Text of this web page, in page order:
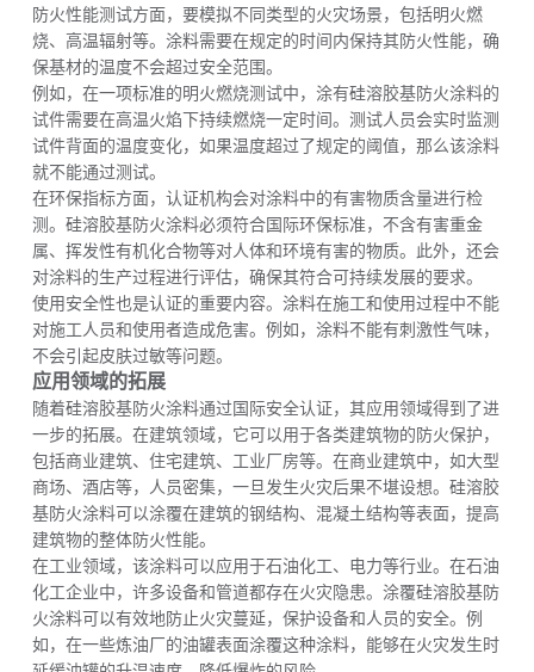
防火性能测试方面，要模拟不同类型的火灾场景，包括明火燃
烧、高温辐射等。涂料需要在规定的时间内保持其防火性能，确
保基材的温度不会超过安全范围。
例如，在一项标准的明火燃烧测试中，涂有硅溶胶基防火涂料的
试件需要在高温火焰下持续燃烧一定时间。测试人员会实时监测
试件背面的温度变化，如果温度超过了规定的阈值，那么该涂料
就不能通过测试。
在环保指标方面，认证机构会对涂料中的有害物质含量进行检
测。硅溶胶基防火涂料必须符合国际环保标准，不含有害重金
属、挥发性有机化合物等对人体和环境有害的物质。此外，还会
对涂料的生产过程进行评估，确保其符合可持续发展的要求。
使用安全性也是认证的重要内容。涂料在施工和使用过程中不能
对施工人员和使用者造成危害。例如，涂料不能有刺激性气味，
不会引起皮肤过敏等问题。
应用领域的拓展
随着硅溶胶基防火涂料通过国际安全认证，其应用领域得到了进
一步的拓展。在建筑领域，它可以用于各类建筑物的防火保护，
包括商业建筑、住宅建筑、工业厂房等。在商业建筑中，如大型
商场、酒店等，人员密集，一旦发生火灾后果不堪设想。硅溶胶
基防火涂料可以涂覆在建筑的钢结构、混凝土结构等表面，提高
建筑物的整体防火性能。
在工业领域，该涂料可以应用于石油化工、电力等行业。在石油
化工企业中，许多设备和管道都存在火灾隐患。涂覆硅溶胶基防
火涂料可以有效地防止火灾蔓延，保护设备和人员的安全。例
如，在一些炼油厂的油罐表面涂覆这种涂料，能够在火灾发生时